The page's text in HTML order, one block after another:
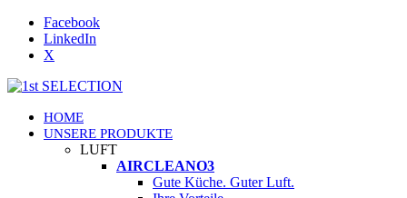
Facebook
LinkedIn
X
HOME
UNSERE PRODUKTE
LUFT
AIRCLEANO3
Gute Küche. Guter Luft.